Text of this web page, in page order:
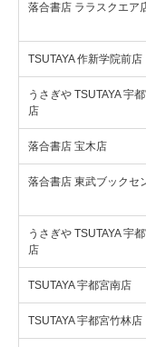
落合書店 ララスクエア
TSUTAYA 作新学院前店
うさぎや TSUTAYA 宇
店
落合書店 宝木店
落合書店 東武ブックセ
うさぎや TSUTAYA 宇
店
TSUTAYA 宇都宮南店
TSUTAYA 宇都宮竹林店